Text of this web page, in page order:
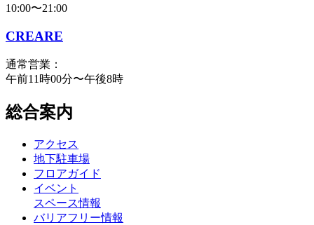
10:00〜21:00
CREARE
通常営業：
午前11時00分〜午後8時
総合案内
アクセス
地下駐車場
フロアガイド
イベント
スペース情報
バリアフリー情報